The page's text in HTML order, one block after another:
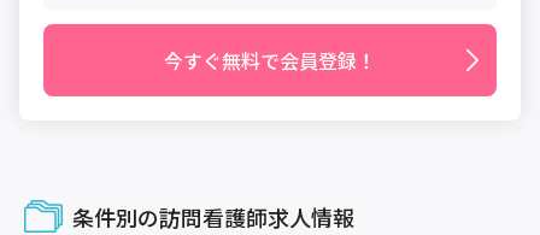
今すぐ無料で会員登録！
条件別の訪問看護師求人情報